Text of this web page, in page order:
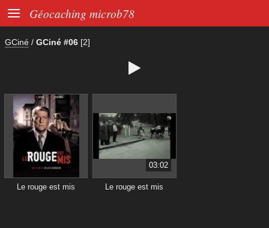
 Géocaching microb78
GCiné / GCiné #06 [2]

Le rouge est mis
03:02
Le rouge est mis